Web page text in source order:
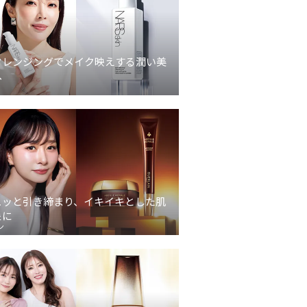
ンジングでメイク映えする潤い美
と引き締まり、イキイキとした肌